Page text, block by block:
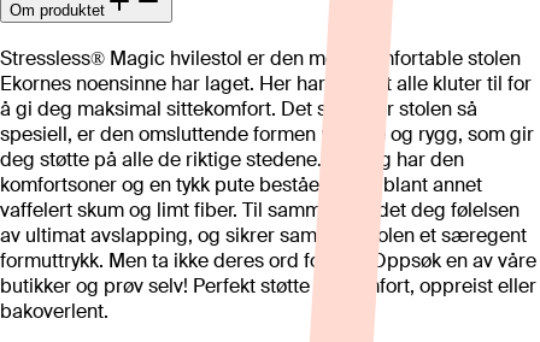
Om produktet
Stressless® Magic hvilestol er den mest komfortable stolen
Ekornes noensinne har laget. Her har de lagt alle kluter til for
å gi deg maksimal sittekomfort. Det som gjør stolen så
spesiell, er den omsluttende formen på sete og rygg, som gir
deg støtte på alle de riktige stedene. I tillegg har den
komfortsoner og en tykk pute bestående av blant annet
vaffelert skum og limt fiber. Til sammen gir det deg følelsen
av ultimat avslapping, og sikrer samtidig stolen et særegent
formuttrykk. Men ta ikke deres ord for det: Oppsøk en av våre
butikker og prøv selv! Perfekt støtte og komfort, oppreist eller
bakoverlent.